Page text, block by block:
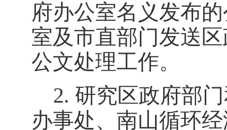
府办公室名义发布
室及市直部门发送
公文处理工作。
2. 研究区政府部
办事处、 南山循环